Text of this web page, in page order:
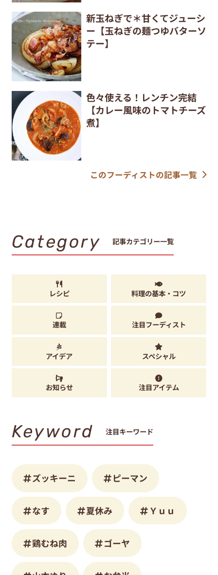
新玉ねぎで＊甘くてジューシ
ー【玉ねぎの麺つゆバターソ
テー】
色々使える！レンチン完結
【カレー風味のトマトチーズ
煮】
このフーディストの記事一覧
Category 記事カテゴリー一覧
レシピ 料理の基本・コツ
連載 注目フーディスト
アイデア スペシャル
お知らせ 注目アイテム
Keyword 注目キーワード
ズッキーニ ピーマン
なす 夏休み Ｙｕｕ
鶏むね肉 ゴーヤ